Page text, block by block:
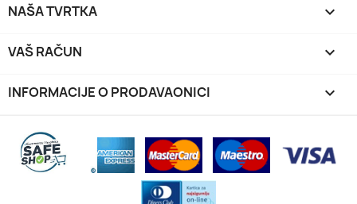
NAŠA TVRTKA 
VAŠ RAČUN 
INFORMACIJE O PRODAVAONICI keyboard_arrow_down